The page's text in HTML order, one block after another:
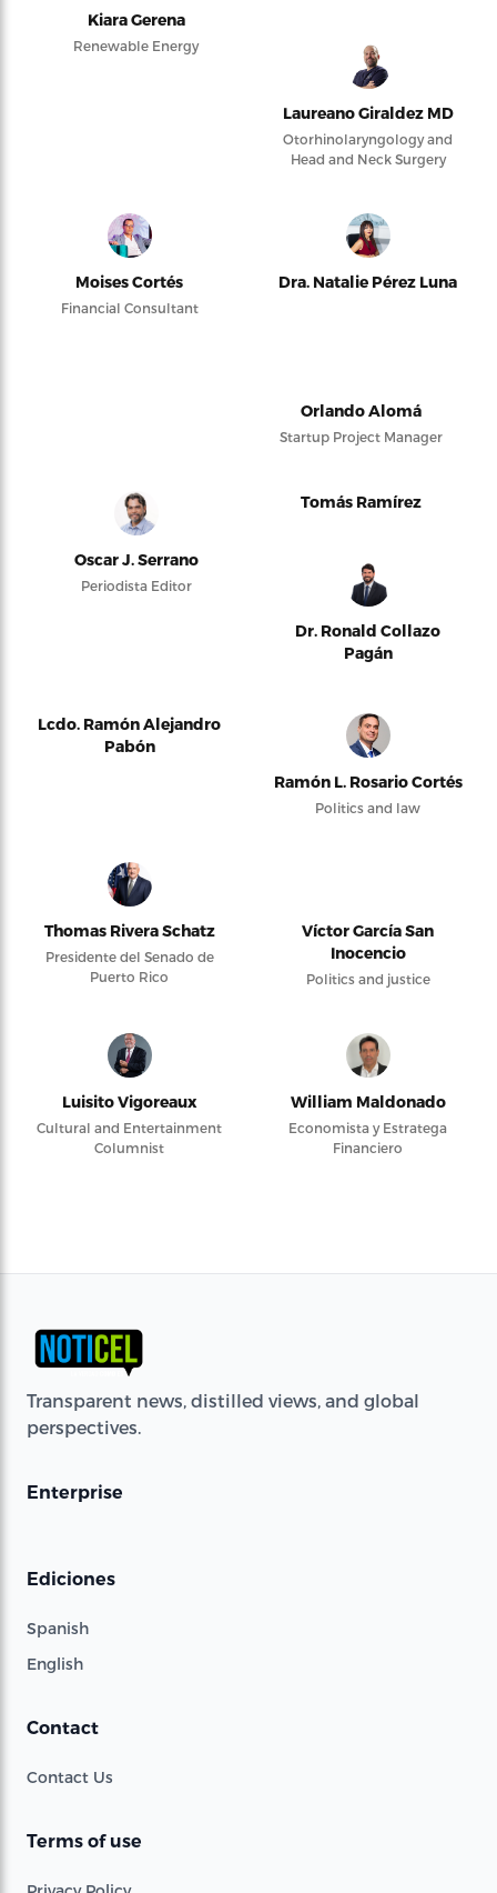
Kiara Gerena
Renewable Energy
Laureano Giraldez MD
Otorhinolaryngology and
Head and Neck Surgery
Moises Cortés
Financial Consultant
Dra. Natalie Pérez Luna
Orlando Alomá
Startup Project Manager
Oscar J. Serrano
Periodista Editor
Tomás Ramírez
Dr. Ronald Collazo
Pagán
Lcdo. Ramón Alejandro
Pabón
Ramón L. Rosario Cortés
Politics and law
Thomas Rivera Schatz
Presidente del Senado de
Puerto Rico
Víctor García San
Inocencio
Politics and justice
Luisito Vigoreaux
Cultural and Entertainment
Columnist
William Maldonado
Economista y Estratega
Financiero
Transparent news, distilled views, and global
perspectives.
Enterprise
Ediciones
Spanish
English
Contact
Contact Us
Terms of use